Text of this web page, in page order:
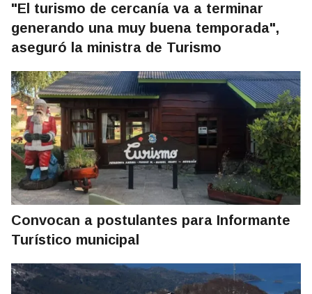
"El turismo de cercanía va a terminar
generando una muy buena temporada",
aseguró la ministra de Turismo
Convocan a postulantes para Informante
Turístico municipal